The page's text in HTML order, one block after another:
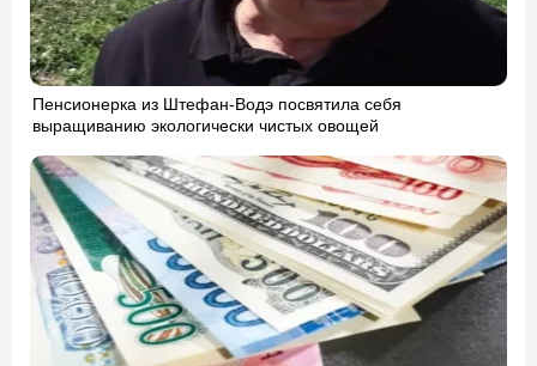
Пенсионерка из Штефан-Водэ посвятила себя
выращиванию экологически чистых овощей